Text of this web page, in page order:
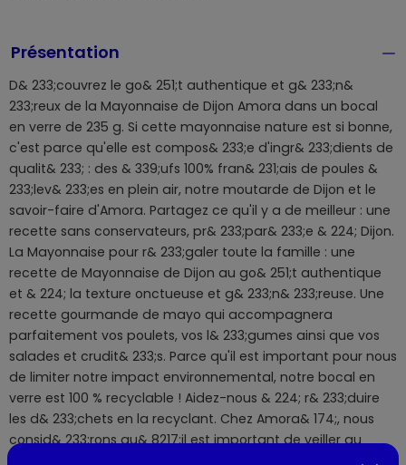
Présentation
D& 233;couvrez le go& 251;t authentique et g& 233;n&
233;reux de la Mayonnaise de Dijon Amora dans un bocal
en verre de 235 g. Si cette mayonnaise nature est si bonne,
c'est parce qu'elle est compos& 233;e d'ingr& 233;dients de
qualit& 233; : des & 339;ufs 100% fran& 231;ais de poules &
233;lev& 233;es en plein air, notre moutarde de Dijon et le
savoir-faire d'Amora. Partagez ce qu'il y a de meilleur : une
recette sans conservateurs, pr& 233;par& 233;e & 224; Dijon.
La Mayonnaise pour r& 233;galer toute la famille : une
recette de Mayonnaise de Dijon au go& 251;t authentique
et & 224; la texture onctueuse et g& 233;n& 233;reuse. Une
recette gourmande de mayo qui accompagnera
parfaitement vos poulets, vos l& 233;gumes ainsi que vos
salades et crudit& 233;s. Parce qu'il est important pour nous
de limiter notre impact environnemental, notre bocal en
verre est 100 % recyclable ! Aidez-nous & 224; r& 233;duire
les d& 233;chets en la recyclant. Chez Amora& 174;, nous
consid& 233;rons qu& 8217;il est important de veiller au
bien-& 234;tre animal, et nous garantissons ainsi la qualit&